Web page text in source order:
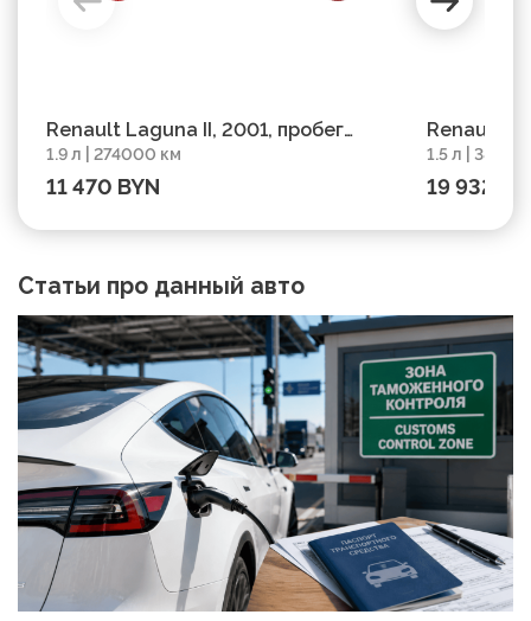
Renault Laguna II, 2001, пробег
274000 км
1.9 л | 274000 км
11 470 BYN
Renault
380000 км
1.5 л |
19 932
Статьи про данный авто